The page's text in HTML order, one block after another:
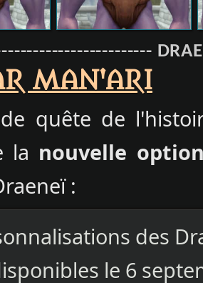
MAN'ARI
quête de
la nouvelle
:
des
le 6